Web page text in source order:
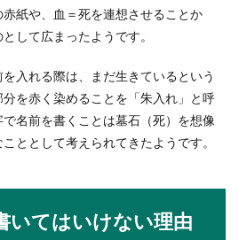
ニスの練習がしたいと思っても、人数が少ない
はどんな練習をすると良いのでしょう。ここ
ニス初心者におすすめの練習メニュ
な練習メニューをこなせばテニスが上達するの
知りたい人...
紙や、血＝死を連想させることか
して広まったようです。
入れる際は、まだ生きているという
を赤く染めることを「朱入れ」と呼
名前を書くことは墓石（死）を想像
ととして考えられてきたようです。
いてはいけない理由